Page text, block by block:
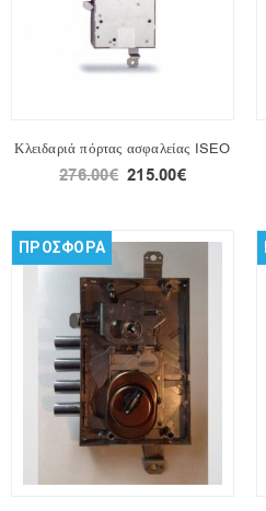
Κλειδαριά πόρτας ασφαλείας ISEO
276.00€ 215.00€
ΠΡΟΣΦΟΡΑ